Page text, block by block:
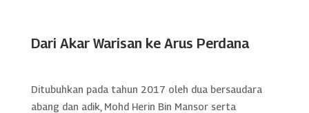
Dari Akar Warisan ke Arus Perdana
Ditubuhkan pada tahun 2017 oleh dua bersaudara
abang dan adik, Mohd Herin Bin Mansor serta